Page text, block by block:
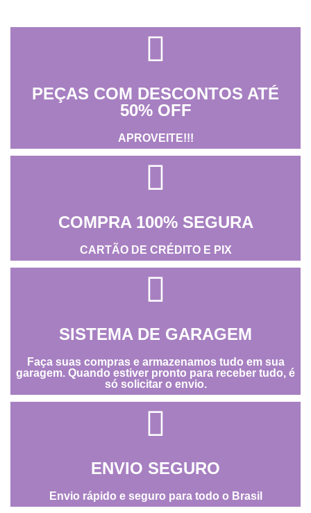
PEÇAS COM DESCONTOS ATÉ
50% OFF
APROVEITE!!!
COMPRA 100% SEGURA
CARTÃO DE CRÉDITO E PIX
SISTEMA DE GARAGEM
Faça suas compras e armazenamos tudo em sua
garagem. Quando estiver pronto para receber tudo, é
só solicitar o envio.
ENVIO SEGURO
Envio rápido e seguro para todo o Brasil